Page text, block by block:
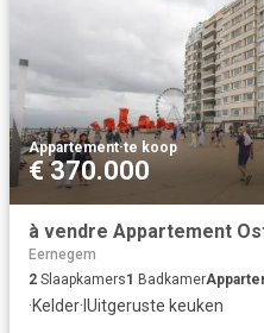
Appartement·te koop
€ 370.000
à vendre Appartement
Eernegem
2 Slaapkamers1 Badkamer
·Kelder·IUitgeruste keuken